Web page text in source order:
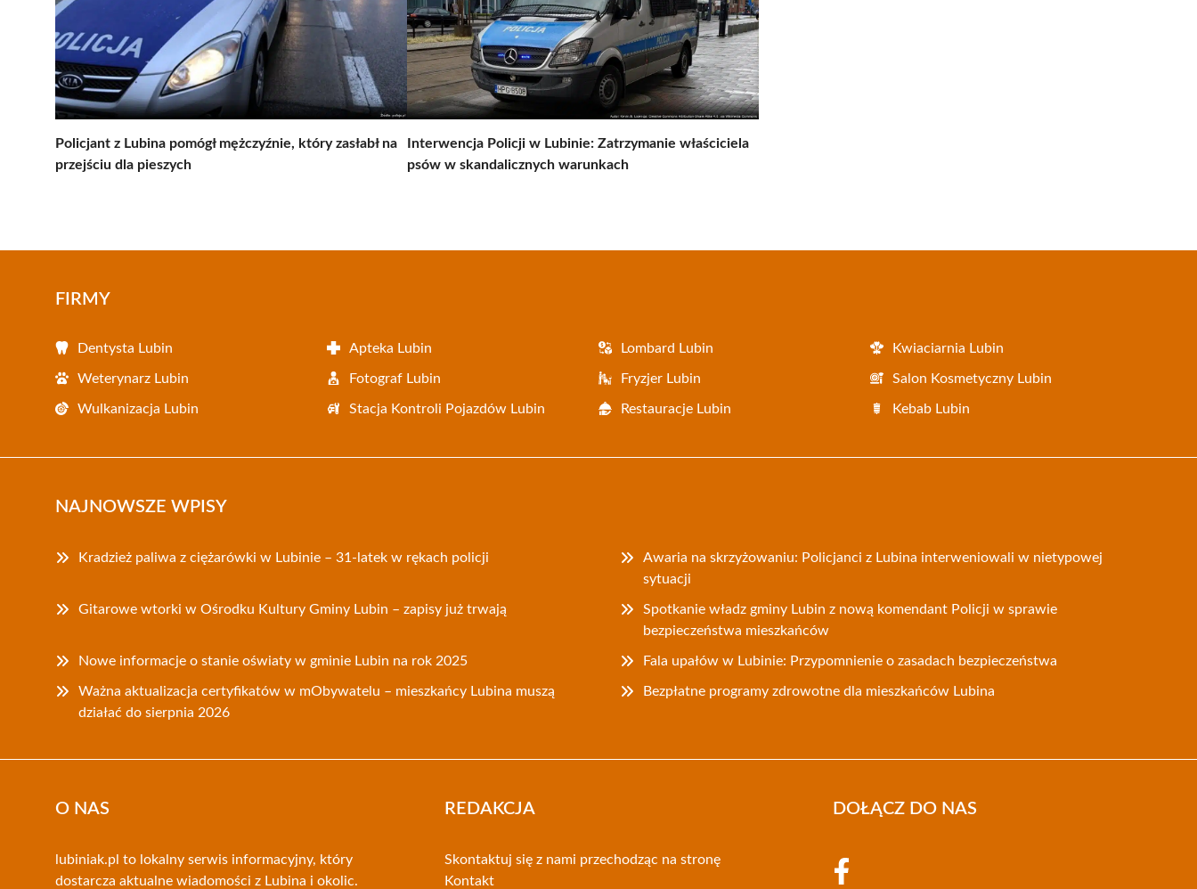
Policjant z Lubina pomógł mężczyźnie, który zasłabł na
przejściu dla pieszych
Interwencja Policji w Lubinie: Zatrzymanie właściciela
psów w skandalicznych warunkach
FIRMY
Dentysta Lubin Apteka Lubin Lombard Lubin Kwiaciarnia Lubin
Weterynarz Lubin Fotograf Lubin Fryzjer Lubin Salon Kosmetyczny Lubin
Wulkanizacja Lubin Stacja Kontroli Pojazdów Lubin Restauracje Lubin Kebab Lubin
NAJNOWSZE WPISY
Kradzież paliwa z ciężarówki w Lubinie – 31-latek w rękach policji
Awaria na skrzyżowaniu: Policjanci z Lubina interweniowali w nietypowej
sytuacji
Gitarowe wtorki w Ośrodku Kultury Gminy Lubin – zapisy już trwają
Spotkanie władz gminy Lubin z nową komendant Policji w sprawie
bezpieczeństwa mieszkańców
Nowe informacje o stanie oświaty w gminie Lubin na rok 2025 Fala upałów w Lubinie: Przypomnienie o zasadach bezpieczeństwa
Ważna aktualizacja certyfikatów w mObywatelu – mieszkańcy Lubina muszą
działać do sierpnia 2026
Bezpłatne programy zdrowotne dla mieszkańców Lubina
O NAS
lubiniak.pl to lokalny serwis informacyjny, który
dostarcza aktualne wiadomości z Lubina i okolic.
REDAKCJA
Skontaktuj się z nami przechodząc na stronę
Kontakt
DOŁĄCZ DO NAS